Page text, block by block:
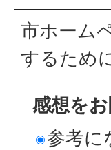
市ホーム
するため
感想を
参考に